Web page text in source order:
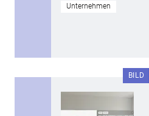
Unternehmen
BILD